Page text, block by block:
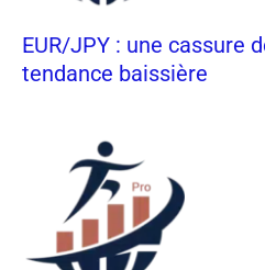
EUR/JPY : une cassure
tendance baissière